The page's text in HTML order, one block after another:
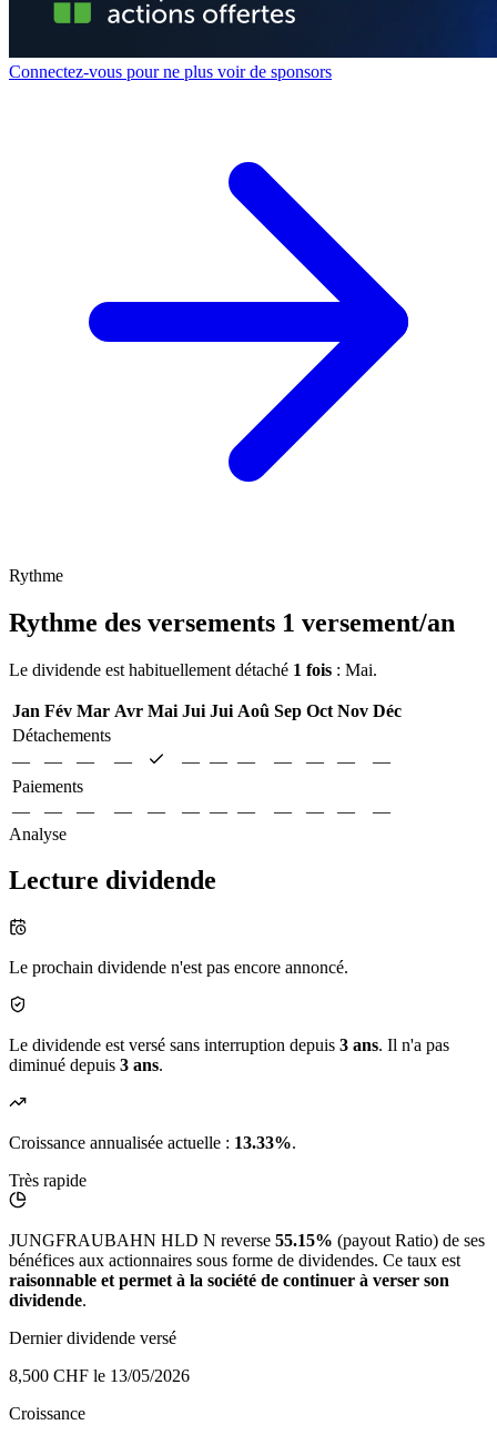
Connectez-vous pour ne plus voir de sponsors
Rythme
Rythme des versements 1 versement/an
Le dividende est habituellement détaché 1 fois : Mai.
Jan Fév Mar Avr Mai Jui Jui Aoû Sep Oct Nov Déc
Détachements
—
— — — — — — — — —
—
Paiements
—
— — — — — — — — — —
—
Analyse
Lecture dividende
Le prochain dividende n'est pas encore annoncé.
Le dividende est versé sans interruption depuis 3 ans. Il n'a pas
diminué depuis 3 ans.
Croissance annualisée actuelle : 13.33%.
Très rapide
JUNGFRAUBAHN HLD N reverse 55.15% (payout Ratio) de ses
bénéfices aux actionnaires sous forme de dividendes. Ce taux est
raisonnable et permet à la société de continuer à verser son
dividende.
Dernier dividende versé
8,500 CHF le 13/05/2026
Croissance